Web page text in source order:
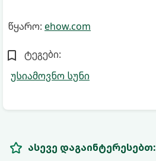
წყარო: ehow.com
ტეგები:
უსიამოვნო სუნი
ასევე დაგაინტერესებთ: